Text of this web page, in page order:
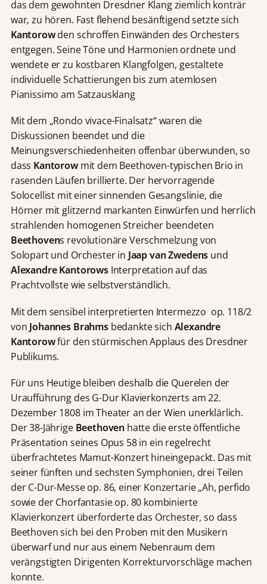
das dem gewohnten Dresdner Klang ziemlich konträr
war, zu hören. Fast flehend besänftigend setzte sich
Kantorowden schroffen Einwänden des Orchesters
entgegen. Seine Töne und Harmonien ordnete und
wendete er zu kostbaren Klangfolgen, gestaltete
individuelle Schattierungen bis zum atemlosen
Pianissimo am Satzausklang
Mit dem „Rondo vivace-Finalsatz“ waren die
Diskussionen beendet und die
Meinungsverschiedenheiten offenbar überwunden, so
dass Kantorowmit dem Beethoven-typischen Brio in
rasenden Läufen brillierte. Der hervorragende
Solocellist mit einer sinnenden Gesangslinie, die
Hörner mit glitzernd markanten Einwürfen und herrlich
strahlenden homogenen Streicher beendeten
Beethovens revolutionäre Verschmelzung von
Solopart und Orchester in Jaap van Zwedens und
Alexandre KantorowsInterpretation auf das
Prachtvollste wie selbstverständlich.
Mit dem sensibel interpretierten Intermezzo op. 118/2
von Johannes Brahms bedankte sich Alexandre
Kantorowfür den stürmischen Applaus des Dresdner
Publikums.
Für uns Heutige bleiben deshalb die Querelen der
Uraufführung des G-Dur Klavierkonzerts am 22.
Dezember 1808 im Theater an der Wien unerklärlich.
Der 38-Jährige Beethoven hatte die erste öffentliche
Präsentation seines Opus 58 in ein regelrecht
überfrachtetes Mamut-Konzert hineingepackt. Das mit
seiner fünften und sechsten Symphonien, drei Teilen
der C-Dur-Messe op. 86, einer Konzertarie „Ah, perfido
sowie der Chorfantasie op. 80 kombinierte
Klavierkonzert überforderte das Orchester, so dass
Beethoven sich bei den Proben mit den Musikern
überwarf und nur aus einem Nebenraum dem
verängstigten Dirigenten Korrekturvorschläge machen
konnte.